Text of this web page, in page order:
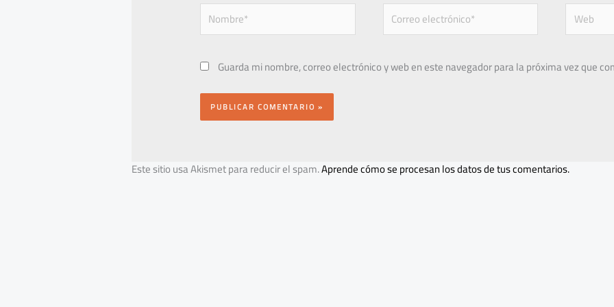
Nombre* Correo
electrónico*
Web
Guarda mi nombre, correo electrónico y web en este navegador para la próxima vez que
Este sitio usa Akismet para reducir el spam.Aprende cómo se procesan los datos de tus comentarios.